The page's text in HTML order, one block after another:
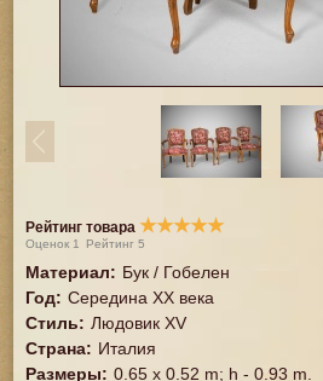
Рейтинг товара ★★★★★
Оценок 1 Рейтинг5
Материал: Бук / Гобелен
Год: Середина XX векa
Стиль: Людовик XV
Страна: Италия
Размеры: 0.65 x 0.52 m; h - 0.93 m.